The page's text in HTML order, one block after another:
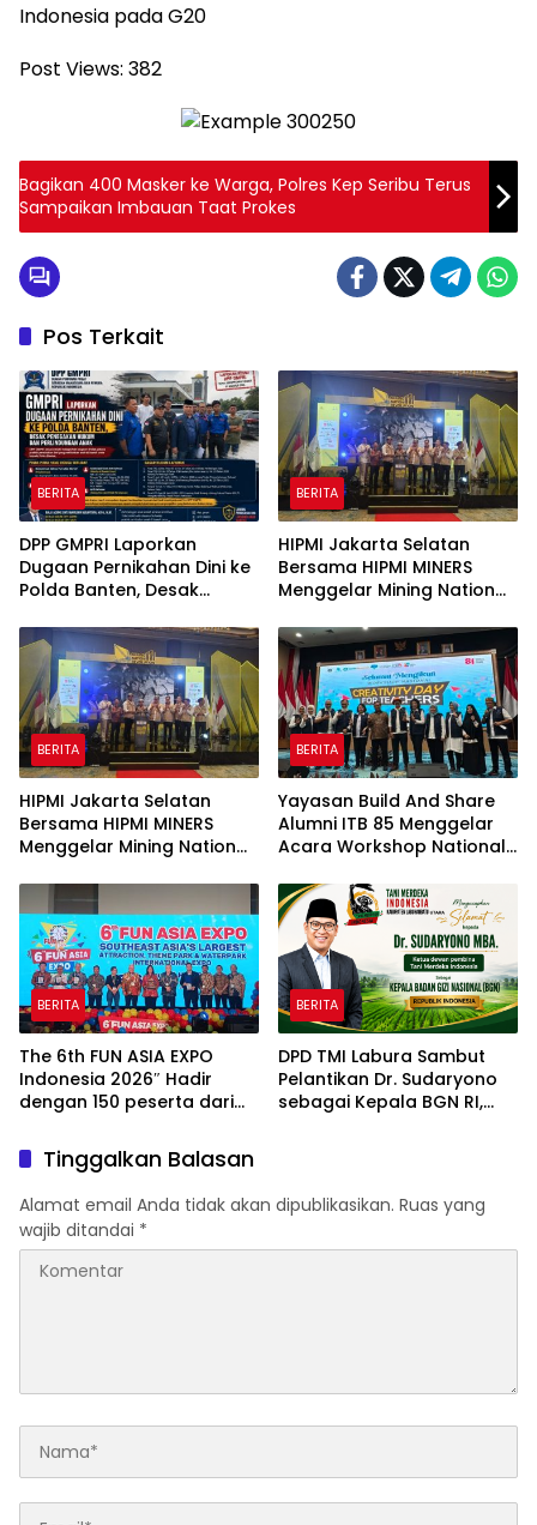
Indonesia pada G20
Post Views: 382
Bagikan 400 Masker ke Warga, Polres Kep Seribu Terus
Sampaikan Imbauan Taat Prokes
Pos Terkait
BERITA
DPP GMPRI Laporkan
Dugaan Pernikahan Dini ke
Polda Banten, Desak
Perlindungan Anak
BERITA
HIPMI Jakarta Selatan
Bersama HIPMI MINERS
Menggelar Mining Nation
Indah Golf Jakarta
BERITA
HIPMI Jakarta Selatan
Bersama HIPMI MINERS
Menggelar Mining Nation
Indah Golf Jakarta
BERITA
Yayasan Build And Share
Alumni ITB 85 Menggelar
Acara Workshop National
2026 & Dibuka Resmi
Pramono Anung (Gubernur
DKI Jakarta)
BERITA
The 6th FUN ASIA EXPO
Indonesia 2026″ Hadir
dengan 150 peserta dari
Industri Taman Rekreasi
dan Ekosistem Pariwisata
di Tanah Air
BERITA
DPD TMI Labura Sambut
Pelantikan Dr. Sudaryono
sebagai Kepala BGN RI,
Tinggalkan Balasan
Alamat email Anda tidak akan dipublikasikan. Ruas yang
wajib ditandai *